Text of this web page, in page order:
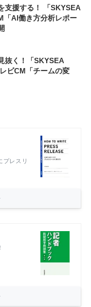
支援する！ 「SKYSEA
AI働き方分析レポー
抜く！「SKYSEA
ビCM「チームの変
プレスリ